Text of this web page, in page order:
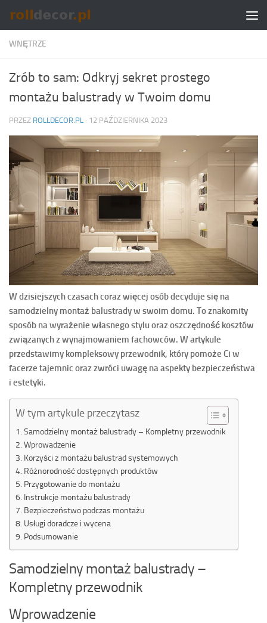
Skip to content
WNĘTRZE
Zrób to sam: Odkryj sekret prostego
montażu balustrady w Twoim domu
PRZEZ ROLLDECOR.PL · 12 PAŹDZIERNIKA 2023
W dzisiejszych czasach coraz więcej osób decyduje się na
samodzielny montaż balustrady w swoim domu. To znakomity
sposób na wyrażenie własnego stylu oraz oszczędność kosztów
związanych z wynajmowaniem fachowców. W artykule
przedstawimy kompleksowy przewodnik, który pomoże Ci w
facerze tajemnic oraz zwróci uwagę na aspekty bezpieczeństwa
i estetyki.
W tym artykule przeczytasz
Samodzielny montaż balustrady – Kompletny przewodnik
Wprowadzenie
Korzyści z montażu balustrad systemowych
Różnorodność dostępnych produktów
Przygotowanie do montażu
Instrukcje montażu balustrady
Bezpieczeństwo podczas montażu
Usługi doradcze i wycena
Podsumowanie
Samodzielny montaż balustrady –
Kompletny przewodnik
Wprowadzenie